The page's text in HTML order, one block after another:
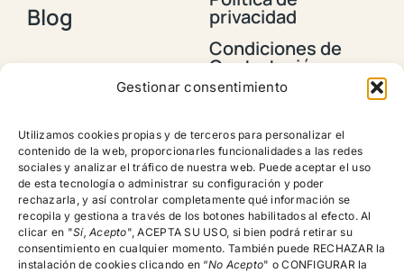
Gestionar consentimiento
Utilizamos cookies propias y de terceros para personalizar el
contenido de la web, proporcionarles funcionalidades a las redes
sociales y analizar el tráfico de nuestra web. Puede aceptar el uso
de esta tecnología o administrar su configuración y poder
rechazarla, y así controlar completamente qué información se
recopila y gestiona a través de los botones habilitados al efecto. Al
clicar en "Sí, Acepto", ACEPTA SU USO, si bien podrá retirar su
consentimiento en cualquier momento. También puede RECHAZAR la
instalación de cookies clicando en “No Acepto" o CONFIGURAR la
Blog
privacidad
Condiciones de
Contratación y
Envios
devoluciones,
reembolsos y
cancelación de
pedidos
Encuéntranos!